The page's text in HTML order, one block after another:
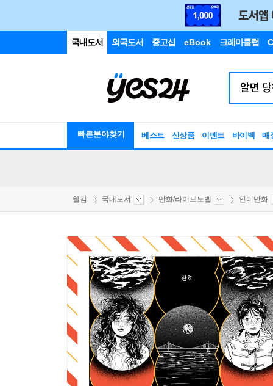
국내도서 외국도서 중고샵 eBook 크레마클럽
빠른분야찾기 베스트 신상품 이벤트 바이백 매
웰컴 국내도서 만화/라이트노벨 인디만화